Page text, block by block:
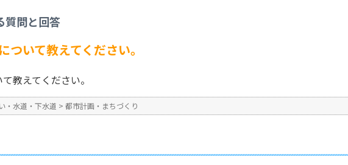
質問と回答
ついて教えてください。
教えてください。
・水道・下水道 > 都市計画・まちづくり